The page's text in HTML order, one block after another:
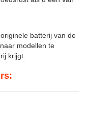
batterij van de
modellen te
krijgt.